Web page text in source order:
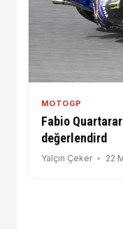
MOTOGP
Fabio
değerlendird
Yalçın Çeker 22